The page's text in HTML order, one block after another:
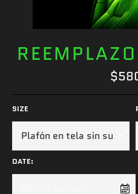
Precio
SIZE
DATE: